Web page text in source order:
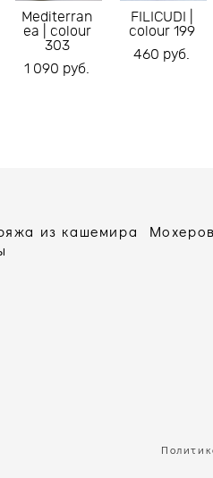
Mediterran
ea | colour
303
1 090 pуб.
FILICUDI |
colour 199
460 pуб.
из кашемира